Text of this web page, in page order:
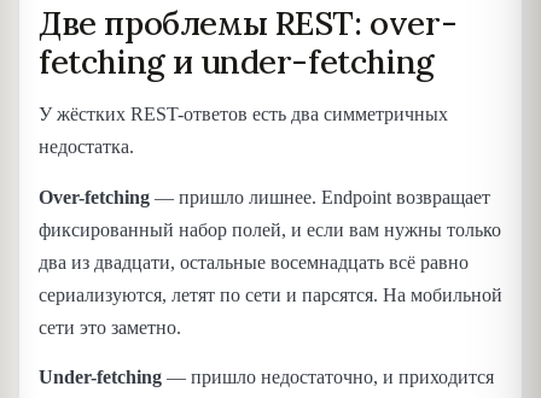
Две проблемы REST: over-
fetching и under-fetching
У жёстких REST-ответов есть два симметричных
недостатка.
Over-fetching — пришло лишнее. Endpoint возвращает
фиксированный набор полей, и если вам нужны только
два из двадцати, остальные восемнадцать всё равно
сериализуются, летят по сети и парсятся. На мобильной
сети это заметно.
Under-fetching — пришло недостаточно, и приходится